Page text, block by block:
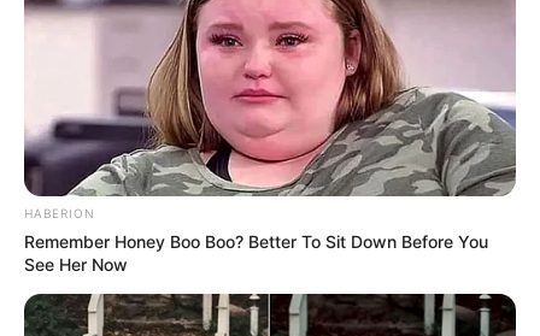
HABERION
Remember Honey Boo Boo? Better To Sit Down Before You
See Her Now